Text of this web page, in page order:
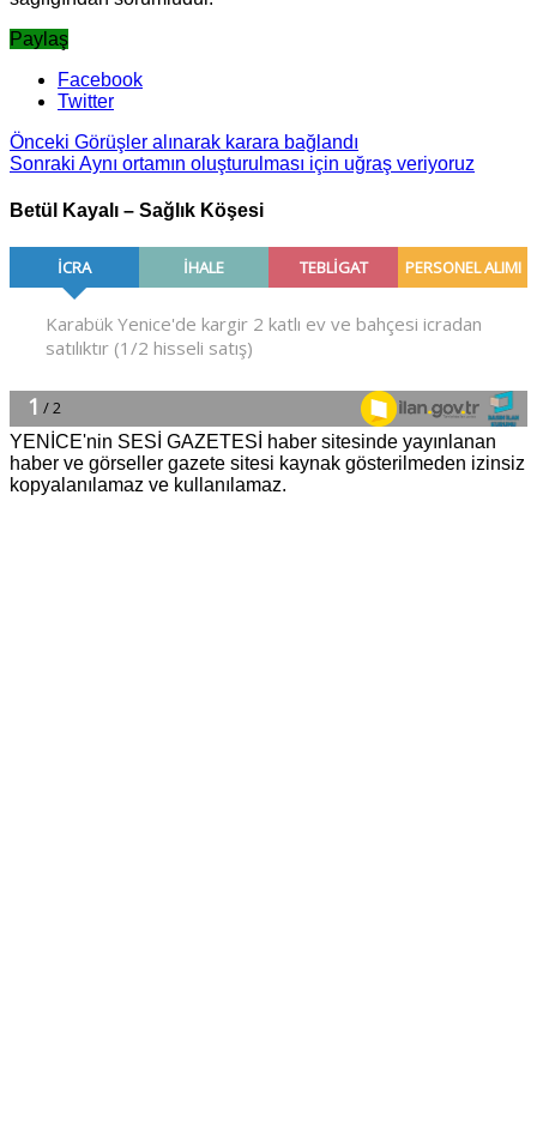
Paylaş
Facebook
Twitter
Önceki Görüşler alınarak karara bağlandı
Sonraki Aynı ortamın oluşturulması için uğraş veriyoruz
Betül Kayalı – Sağlık Köşesi
YENİCE'nin SESİ GAZETESİ haber sitesinde yayınlanan
haber ve görseller gazete sitesi kaynak gösterilmeden izinsiz
kopyalanılamaz ve kullanılamaz.